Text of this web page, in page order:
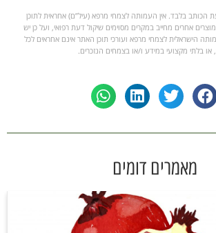
הכותב בלבד. אין העמותה לצמחי מרפא (עיל”ם) אחראית לתוכן
אחרים מחייב במקרים מסוימים שיקול דעת רפואי, ועל כן יש
הישראלית לצמחי מרפא ועורכי תוכן האתר אינם אחראים לכל
בלתי מקצועי במידע ו/או בצמחים הנזכרים.
מאמרים דומים